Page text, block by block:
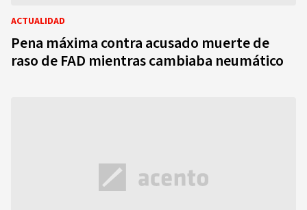
ACTUALIDAD
Pena máxima contra acusado muerte de
raso de FAD mientras cambiaba neumático